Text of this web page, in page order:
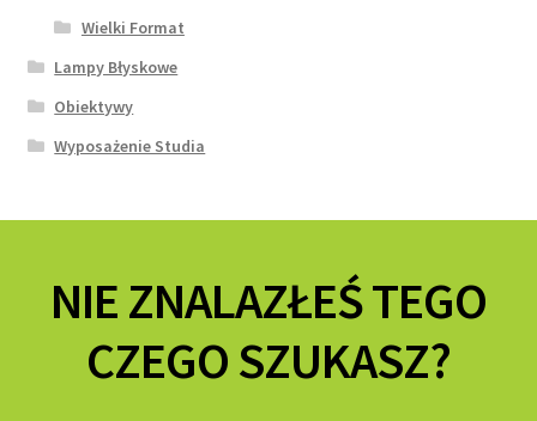
Wielki Format
Lampy Błyskowe
Obiektywy
Wyposażenie Studia
NIE ZNALAZŁEŚ TEGO
CZEGO SZUKASZ?